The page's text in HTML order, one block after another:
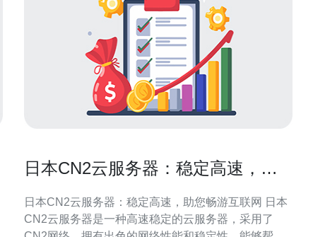
日本CN2云服务器：稳定高速，助
日本CN2云服务器：稳定高速，助您畅游互联网 日本
CN2云服务器是一种高速稳定的云服务器，采用了